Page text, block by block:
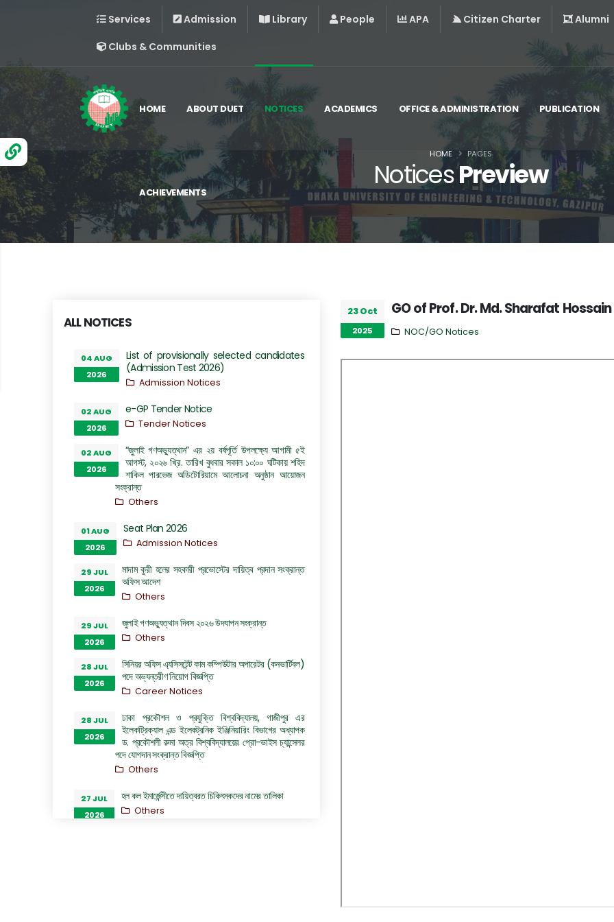
Services Admission Library People APA Citizen Charter
Alumni
Clubs & Communities
HOME ABOUT DUET NOTICES ACADEMICS OFFICE & ADMINISTRATION PUBLICATION
ACHIEVEMENTS
NoticesPreview
HOME PAGES
ALL NOTICES
04 AUG
2026
List of provisionally selected candidates
(Admission Test 2026)
Admission Notices
02 AUG
2026
e-GP Tender Notice
Tender Notices
02 AUG
2026
“জুলাই গণঅভ্যুত্থান” এর ২য় বর্ষপূর্তি উপলক্ষ্যে আগামী ৫ই
আগস্ট, ২০২৬ খ্রি. তারিখ বুধবার সকাল ১০:০০ ঘটিকায় শহিদ
শাকিল পারভেজ অডিটোরিয়ামে আলোচনা অনুষ্ঠান আয়োজন
সংক্রান্ত
Others
01 AUG
2026
Seat Plan 2026
Admission Notices
29 JUL
2026
মাদাম কুরী হলের সহকারী প্রভোস্টের দায়িত্ব প্রদান সংক্রান্ত
অফিস আদেশ
Others
29 JUL
2026
জুলাই গণঅভ্যুত্থান দিবস ২০২৬ উদযাপন সংক্রান্ত
Others
28 JUL
2026
সিনিয়র অফিস এ্যসিসটেন্ট কাম কম্পিউটার অপারেটর (কনভার্টিবল)
পদে অভ্যন্তরীণ নিয়োগ বিজ্ঞপ্তি
Career Notices
28 JUL
2026
ঢাকা প্রকৌশল ও প্রযুক্তি বিশ্ববিদ্যালয়, গাজীপুর এর
ইলেকট্রিক্যাল এন্ড ইলেকট্রনিক ইঞ্জিনিয়ারিং বিভাগের অধ্যাপক
ড. প্রকৌশলী রুমা অত্র বিশ্ববিদ্যালয়ের প্রো-ভাইস চ্যান্সেলর
পদে যোগদান সংক্রান্ত বিজ্ঞপ্তি
Others
27 JUL
2026
হল কল ইমার্জেন্সীতে দায়িত্বরত চিকিৎসকদের নামের তালিকা
Others
23 Oct
2025
GO of Prof. Dr. Md. Sharafat Hossain
NOC/GO Notices